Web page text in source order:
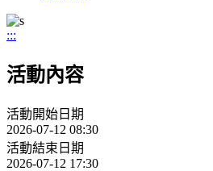
:::
活動內容
活動開始日期
2026-07-12 08:30
活動結束日期
2026-07-12 17:30